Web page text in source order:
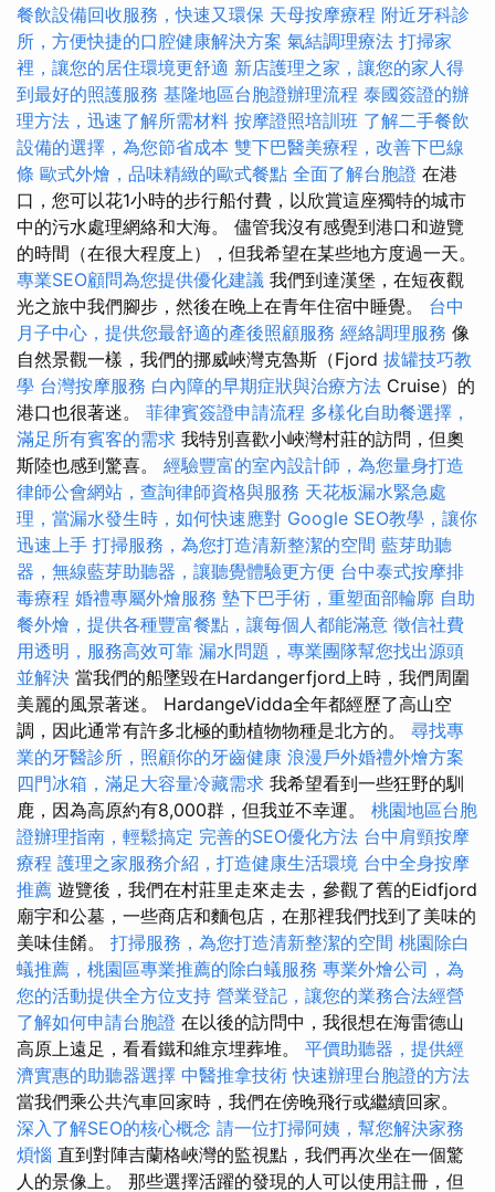
餐飲設備回收服務，快速又環保 天母按摩療程 附近牙科診
所，方便快捷的口腔健康解決方案 氣結調理療法 打掃家
裡，讓您的居住環境更舒適 新店護理之家，讓您的家人得
到最好的照護服務 基隆地區台胞證辦理流程 泰國簽證的辦
理方法，迅速了解所需材料 按摩證照培訓班 了解二手餐飲
設備的選擇，為您節省成本 雙下巴醫美療程，改善下巴線
條 歐式外燴，品味精緻的歐式餐點 全面了解台胞證 在港
口，您可以花1小時的步行船付費，以欣賞這座獨特的城市
中的污水處理網絡和大海。 儘管我沒有感覺到港口和遊覽
的時間（在很大程度上），但我希望在某些地方度過一天。
專業SEO顧問為您提供優化建議 我們到達漢堡，在短夜觀
光之旅中我們腳步，然後在晚上在青年住宿中睡覺。 台中
月子中心，提供您最舒適的產後照顧服務 經絡調理服務 像
自然景觀一樣，我們的挪威峽灣克魯斯（Fjord 拔罐技巧教
學 台灣按摩服務 白內障的早期症狀與治療方法 Cruise）的
港口也很著迷。 菲律賓簽證申請流程 多樣化自助餐選擇，
滿足所有賓客的需求 我特別喜歡小峽灣村莊的訪問，但奧
斯陸也感到驚喜。 經驗豐富的室內設計師，為您量身打造
律師公會網站，查詢律師資格與服務 天花板漏水緊急處
理，當漏水發生時，如何快速應對 Google SEO教學，讓你
迅速上手 打掃服務，為您打造清新整潔的空間 藍芽助聽
器，無線藍芽助聽器，讓聽覺體驗更方便 台中泰式按摩排
毒療程 婚禮專屬外燴服務 墊下巴手術，重塑面部輪廓 自助
餐外燴，提供各種豐富餐點，讓每個人都能滿意 徵信社費
用透明，服務高效可靠 漏水問題，專業團隊幫您找出源頭
並解決 當我們的船墜毀在Hardangerfjord上時，我們周圍
美麗的風景著迷。 HardangeVidda全年都經歷了高山空
調，因此通常有許多北極的動植物物種是北方的。 尋找專
業的牙醫診所，照顧你的牙齒健康 浪漫戶外婚禮外燴方案
四門冰箱，滿足大容量冷藏需求 我希望看到一些狂野的馴
鹿，因為高原約有8,000群，但我並不幸運。 桃園地區台胞
證辦理指南，輕鬆搞定 完善的SEO優化方法 台中肩頸按摩
療程 護理之家服務介紹，打造健康生活環境 台中全身按摩
推薦 遊覽後，我們在村莊里走來走去，參觀了舊的Eidfjord
廟宇和公墓，一些商店和麵包店，在那裡我們找到了美味的
美味佳餚。 打掃服務，為您打造清新整潔的空間 桃園除白
蟻推薦，桃園區專業推薦的除白蟻服務 專業外燴公司，為
您的活動提供全方位支持 營業登記，讓您的業務合法經營
了解如何申請台胞證 在以後的訪問中，我很想在海雷德山
高原上遠足，看看鐵和維京埋葬堆。 平價助聽器，提供經
濟實惠的助聽器選擇 中醫推拿技術 快速辦理台胞證的方法
當我們乘公共汽車回家時，我們在傍晚飛行或繼續回家。
深入了解SEO的核心概念 請一位打掃阿姨，幫您解決家務
煩惱 直到對陣吉蘭格峽灣的監視點，我們再次坐在一個驚
人的景像上。 那些選擇活躍的發現的人可以使用註冊，但